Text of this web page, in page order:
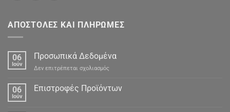
ΑΠΟΣΤΟΛΕΣ ΚΑΙ ΠΛΗΡΩΜΕΣ
06
Ιούν
Προσωπικά Δεδομένα
Δεν επιτρέπεται σχολιασμός
Δεδομένα
06
Ιούν
Επιστροφές Προϊόντων